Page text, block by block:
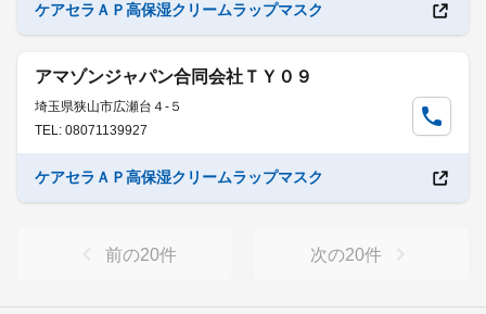
ケアセラＡＰ高保湿クリームラップマスク
アマゾンジャパン合同会社ＴＹ０９
埼玉県狭山市広瀬台４-５
TEL: 08071139927
ケアセラＡＰ高保湿クリームラップマスク
前の20件 次の20件